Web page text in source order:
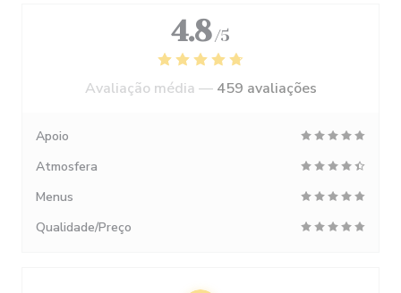
4.8 /5
Avaliação média — 459 avaliações
Apoio
Atmosfera
Menus
Qualidade/Preço